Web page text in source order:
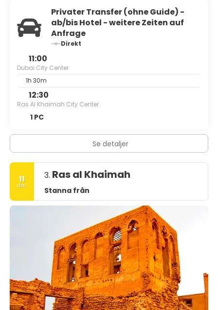
Privater Transfer (ohne Guide) -
ab/bis Hotel - weitere Zeiten auf
Anfrage
Direkt
11:00
Dubai City Center
1h 30m
12:30
Ras Al Khaimah City Center
1 PC
Se detaljer
11
dec.
3. Ras al Khaimah
Stanna från